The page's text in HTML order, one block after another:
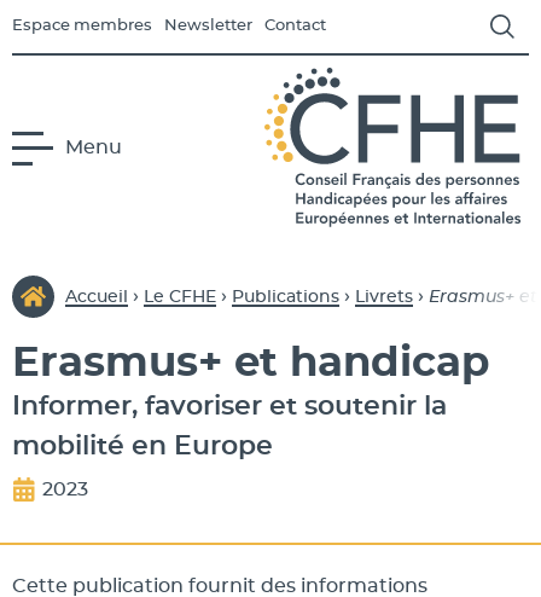
Espace membres Newsletter Contact
Menu
menu Europe
Accueil › Le CFHE › Publications › Livrets › Erasmus+
Erasmus+ et handicap
Informer, favoriser et soutenir la
mobilité en Europe
2023
Cette publication fournit des informations